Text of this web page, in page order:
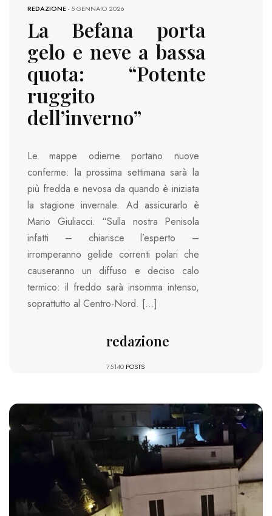
REDAZIONE-5 GENNAIO 2026
La Befana porta
gelo e neve a bassa
quota: “Potente
ruggito
dell’inverno”
Le mappe odierne portano nuove
conferme: la prossima settimana sarà la
più fredda e nevosa da quando è iniziata
la stagione invernale. Ad assicurarlo è
Mario Giuliacci. “Sulla nostra Penisola
infatti – chiarisce l’esperto –
irromperanno gelide correnti polari che
causeranno un diffuso e deciso calo
termico: il freddo sarà insomma intenso,
soprattutto al Centro-Nord. […]
redazione
75140 POSTS
1181 VIEWS